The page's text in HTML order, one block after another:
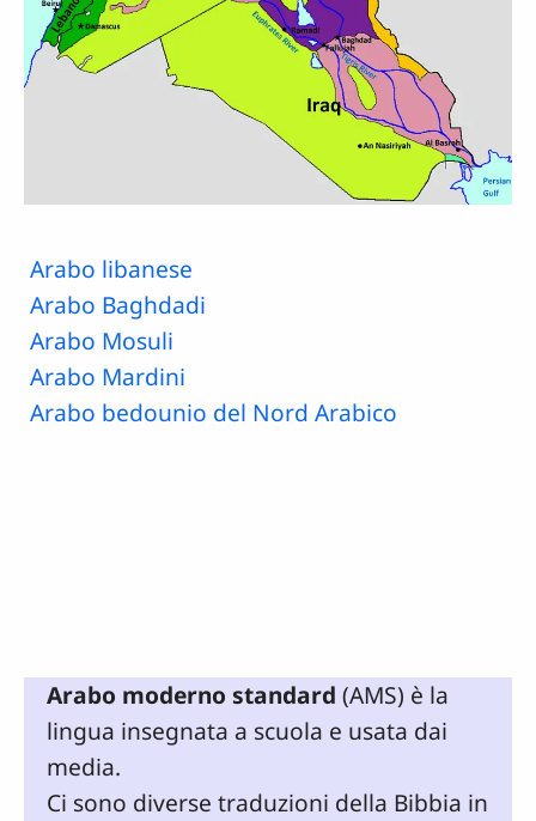
Arabo libanese
Arabo Baghdadi
Arabo Mosuli
Arabo Mardini
Arabo bedounio del Nord Arabico
Arabo moderno standard (AMS) è la
lingua insegnata a scuola e usata dai
media.
Ci sono diverse traduzioni della Bibbia in